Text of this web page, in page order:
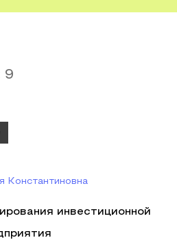
9
Константиновна
инвестиционной